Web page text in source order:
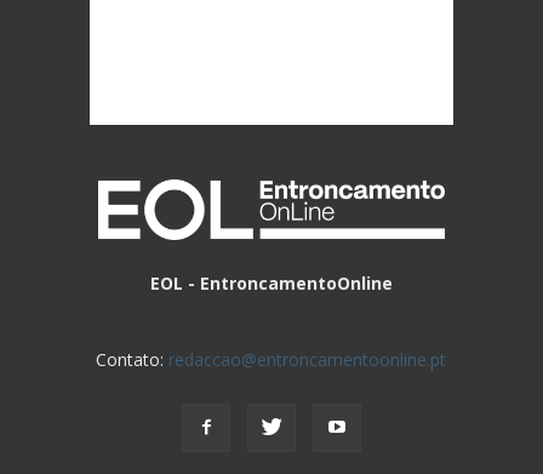
EOL - EntroncamentoOnline
Contato: redaccao@entroncamentoonline.pt